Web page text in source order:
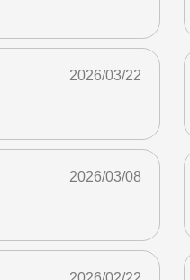
2026/03/22
2026/03/08